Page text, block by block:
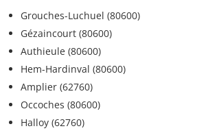
Grouches-Luchuel (80600)
Gézaincourt (80600)
Authieule (80600)
Hem-Hardinval (80600)
Amplier (62760)
Occoches (80600)
Halloy (62760)